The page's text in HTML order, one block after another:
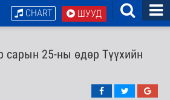
ШУУД
CHART
сарын 25-ны өдөр Түүхийн